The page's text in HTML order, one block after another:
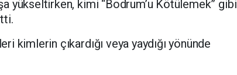
yükseltirken, kimi “Bodrum’u Kötülemek” gibi
kimlerin çıkardığı veya yaydığı yönünde